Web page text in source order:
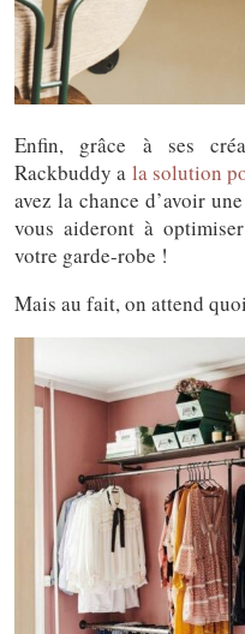
Enfin, grâce à ses
Rackbuddy a la solution
avez la chance d’avoir
vous aideront à
votre garde-robe !
Mais au fait, on attend